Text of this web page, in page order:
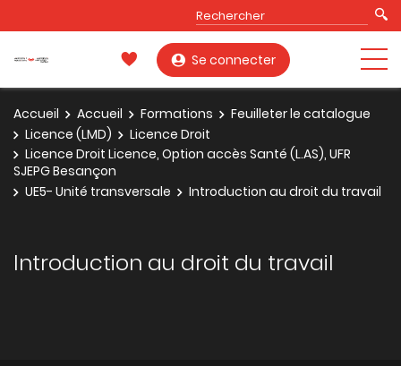
Se connecter
Accueil Accueil Formations
Feuilleter le catalogue
Licence (LMD)
Licence Droit
Licence Droit Licence, Option accès Santé (L.AS), UFR
SJEPG Besançon
UE5- Unité transversale
Introduction au droit du travail
Introduction au droit du travail